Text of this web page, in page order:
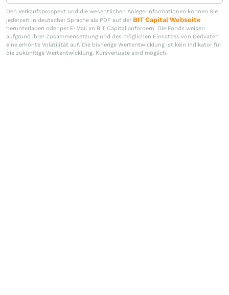
Den Verkaufsprospekt und die wesentlichen Anlegerinformationen können Sie
jederzeit in deutscher Sprache als PDF auf der BIT Capital Webseite
herunterladen oder per E-Mail an BIT Capital anfordern. Die Fonds weisen
aufgrund ihrer Zusammensetzung und des möglichen Einsatzes von Derivaten
eine erhöhte Volatilität auf. Die bisherige Wertentwicklung ist kein Indikator für
die zukünftige Wertentwicklung. Kursverluste sind möglich.